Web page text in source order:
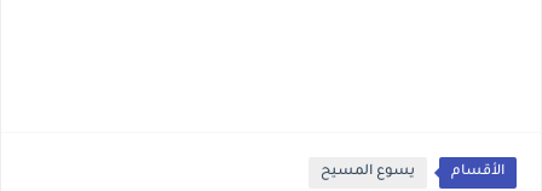
الأقسام يسوع المسيح